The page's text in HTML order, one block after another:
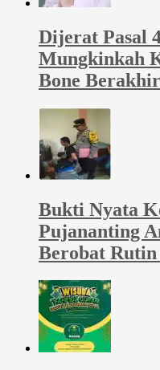
Dijerat Pasal
Mungkinkah
Bone
Bukti Nyata
Pujananting
Berobat